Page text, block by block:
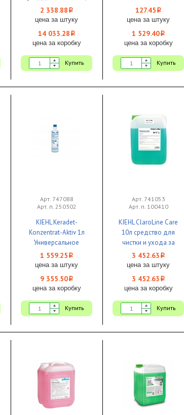
2 338.88 i
цена за штуку
14 033.28 i
цена за коробку
Купить
127.45 i
цена за штуку
1 529.40i
цена за коробку
Купить
Арт. 747088
Арт. п. 250302
KIEHL Keradet-
Konzentrat-Aktiv 1л
Универсальное
средство для
блестящих
1 559.25 i
цена за штуку
9 355.50i
цена за коробку
Купить
Арт. 741053
Арт. п. 100410
KIEHL ClaroLine Care
10л средство для
чистки и ухода за
полами 1/1
3 452.63 i
цена за штуку
3 452.63 i
цена за коробку
Купить